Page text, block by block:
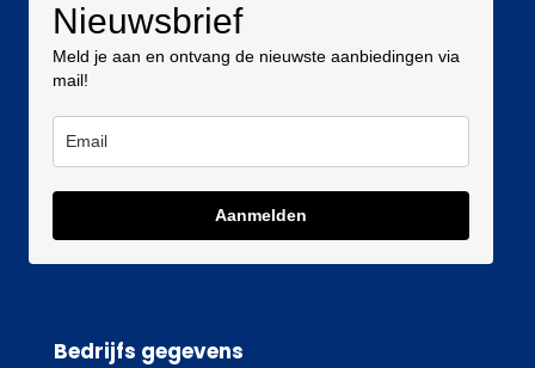
Nieuwsbrief
Meld je aan en ontvang de nieuwste aanbiedingen via
mail!
Aanmelden
Bedrijfs gegevens